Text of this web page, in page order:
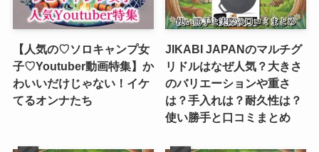
【人気の♡ソロキャンプ女
子♡Youtuber動画特集】か
わいいだけじゃない！イケ
てるオンナたち
JIKABI JAPANのマルチグ
リドルはなぜ人気？大きさ
のバリエーションや重さ
は？手入れは？耐久性は？
使い勝手と口コミまとめ